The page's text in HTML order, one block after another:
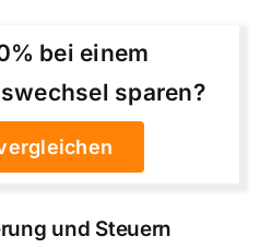
bei einem
sparen?
und Steuern